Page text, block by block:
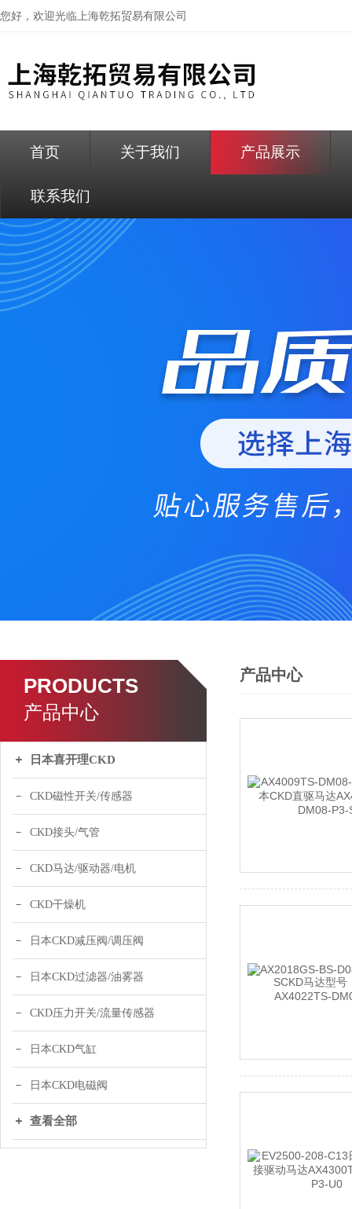
您好，欢迎光临上海乾拓贸易有限公司
首页 关于我们 产品展示
联系我们
PRODUCTS
产品中心
日本喜开理CKD
CKD磁性开关/传感器
CKD接头/气管
CKD马达/驱动器/电机
CKD干燥机
日本CKD减压阀/调压阀
日本CKD过滤器/油雾器
CKD压力开关/流量传感器
日本CKD气缸
日本CKD电磁阀
查看全部
产品中心